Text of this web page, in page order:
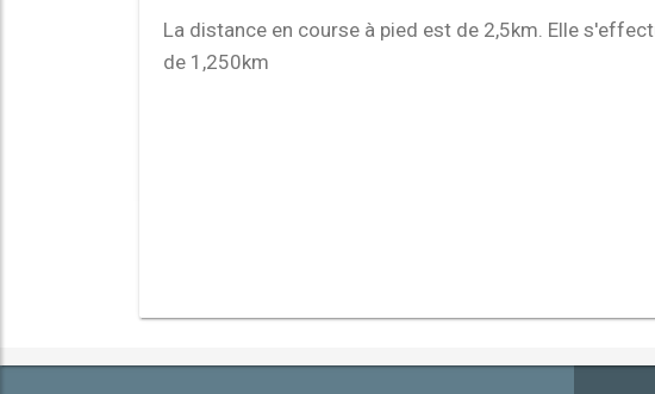
La distance en course à pied est de 2,5km. Elle
de 1,250km